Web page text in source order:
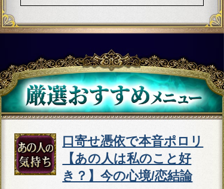
口寄せ憑依で本音ポロリ
【あの人は私のこと好
き？】今の心境/恋結論